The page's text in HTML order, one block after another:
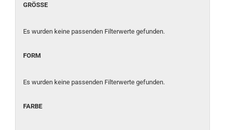
GRÖSSE
GRÖSSE
Es wurden keine passenden Filterwerte gefunden.
FORM
FORM
Es wurden keine passenden Filterwerte gefunden.
FARBE
FARBE